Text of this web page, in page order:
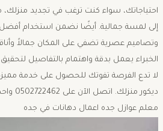
احتياجاتك، سواء كنت ترغب في تجديد
إلى لمسة جمالية. أيضًا نضمن استخدام أفضل
وتصاميم عصرية تضفي على المكان جمالاً
الخبراء يعمل بدقة واهتمام بالتفاصيل
لا تدع الفرصة تفوتك للحصول على خدمة
ديكور
معلم عوازل جده اعمال دهانات في جده